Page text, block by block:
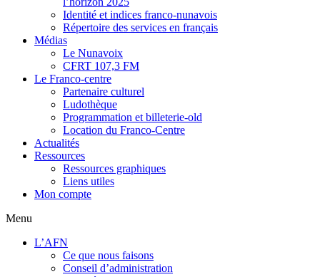
Identité et indices franco-nunavois
Répertoire des services en français
Médias
Le Nunavoix
CFRT 107,3 FM
Le Franco-centre
Partenaire culturel
Ludothèque
Programmation et billeterie-old
Location du Franco-Centre
Actualités
Ressources
Ressources graphiques
Liens utiles
Mon compte
Menu
L’AFN
Ce que nous faisons
Conseil d’administration